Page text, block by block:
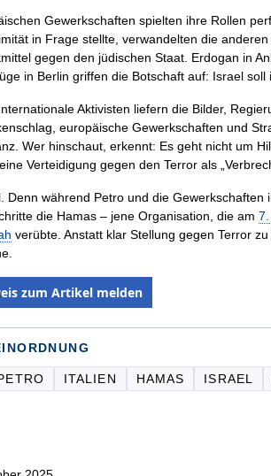
Gewerkschaften spielten ihre Rollen
in Frage stellte, verwandelten die
gegen den jüdischen Staat. Erdogan in
in Berlin griffen die Botschaft auf: Israel soll
Aktivisten liefern die Bilder,
europäische Gewerkschaften und
Wer hinschaut, erkennt: Es geht nicht um
Verteidigung gegen den Terror als
Denn während Petro und die Gewerkschaften
die Hamas – jene Organisation, die am
verübte. Anstatt klar Stellung gegen Terror
zum Artikel melden
ITALIEN HAMAS ISRAEL